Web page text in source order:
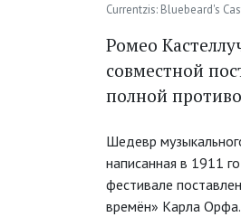
Currentzis: Bluebeard's
Ромео
совместной
полной
Шедевр
написанная в 1911
фестивале
времён» Карла